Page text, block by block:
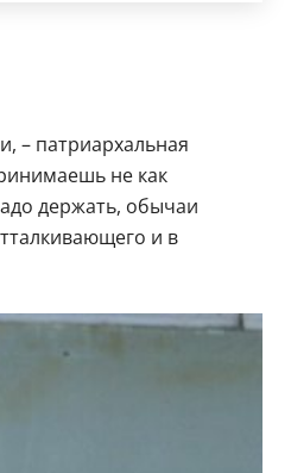
– патриархальная
не как
держать, обычаи
и в